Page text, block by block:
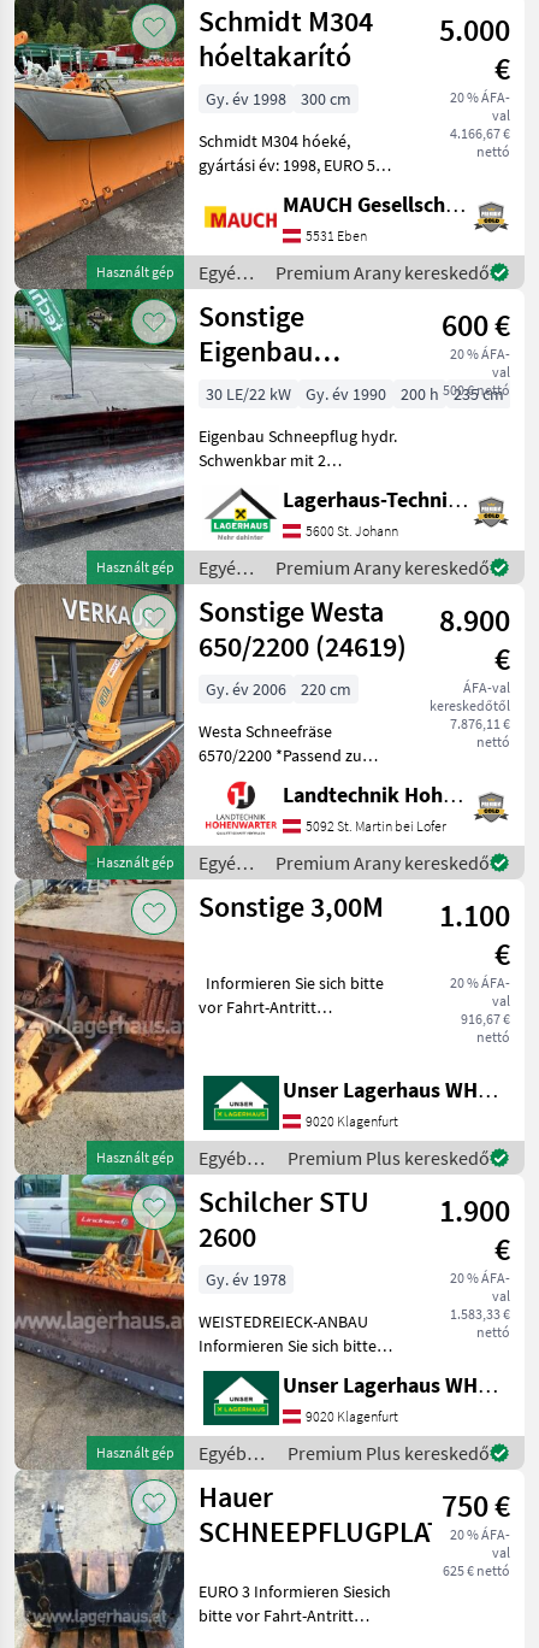
tartozékok
/ Hauer
Használt gép
Schmidt M304
hóeltakarító
5.000
€
20 % ÁFA-
val
4.166,67 €
nettó
Gy. év 1998
300 cm
Schmidt M304 hóeké,
gyártási év: 1998, EURO 5
Ebenben, Pongau-ban
található raktáron.
Örömmel mutatom be
Önnek részletesen a gépet
Ebenben,
MAUCH Gesellschaft m.b.H. & Co.KG, Eben
5531 Eben
Egyéb
traktor
tartozékok
/
Schmidt
Premium Arany kereskedő
Használt gép
Sonstige
Eigenbau
Schneepflug
600 €
20 % ÁFA-
val
500 € nettó
30 LE/22 kW Gy. év 1990 200 h
235 cm
Eigenbau Schneepflug hydr.
Schwenkbar mit 2
Teleskop- Zylinder, ohne
Anfahrschutz, Bastlerobjekt
ohne Garantie oder
Gewährleistung Wir bitten
telefonisch oder per Ma
Lagerhaus-Technik St. Johann
5600 St. Johann
Egyéb
traktor
tartozékok
/
Sonstige
Premium Arany kereskedő
Használt gép
Sonstige Westa
650/2200 (24619)
8.900
€
ÁFA-val
kereskedőtől
7.876,11 €
nettó
Gy. év 2006
220 cm
Westa Schneefräse
6570/2200 *Passend zu
Traktor Front *Baujahr 2006
*Gewicht 630kg
*Arbeitsbreite 2200mm
*Auswurfklappe 2-fach
*Hydr.Kaminverstellung
*Umschaltventil
Landtechnik Hohenwarter GmbH
5092 St. Martin bei Lofer
Egyéb
traktor
tartozékok
Premium Arany kereskedő
Használt gép
Sonstige 3,00M
1.100
€
20 % ÁFA-
val
916,67 €
nettó
vor Fahrt-Antritt
aktuell bei uns am Lager
steht. Wir inserieren auch
Maschinen, die
Unser Lagerhaus WHG, Kärnten, Klagenfurt
9020 Klagenfurt
Egyéb
traktor
tartozékok
/
Sonstige
Premium Plus kereskedő
Használt gép
Schilcher STU
2600
1.900
€
20 % ÁFA-
val
1.583,33 €
nettó
Gy. év 1978
WEISTEDREIECK-ANBAU
Informieren Sie sich bitte
vor Fahrt-Antritt
telefonisch, ob die von
Ihnen angefragte Maschine
aktuell bei uns am Lager
steht. Wir inserieren
Unser Lagerhaus WHG, Kärnten, Klagenfurt
9020 Klagenfurt
Egyéb
traktor
tartozékok
/
Schilcher
Premium Plus kereskedő
Hauer
SCHNEEPFLUGPLATTE
750 €
20 % ÁFA-
val
625 € nettó
EURO 3 Informieren Siesich
bitte vor Fahrt-Antritt